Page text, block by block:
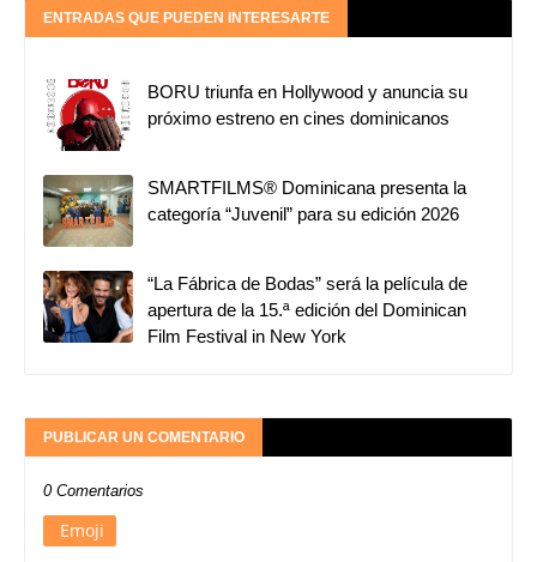
ENTRADAS QUE PUEDEN INTERESARTE
BORU triunfa en Hollywood y anuncia su
próximo estreno en cines dominicanos
SMARTFILMS®️ Dominicana presenta la
categoría “Juvenil” para su edición 2026
“La Fábrica de Bodas” será la película de
apertura de la 15.ª edición del Dominican
Film Festival in New York
PUBLICAR UN COMENTARIO
0 Comentarios
Emoji